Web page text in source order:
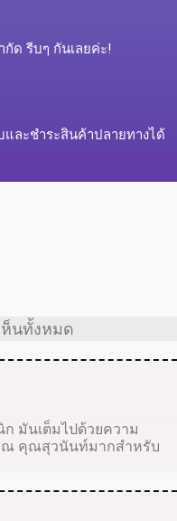
ด รีบๆ กันเลยค่ะ!
ละชำระสินค้าปลายทางได้
นทั้งหมด
มันเต็มไปด้วยความ
ณ คุณสุวนันท์มากสำหรับ